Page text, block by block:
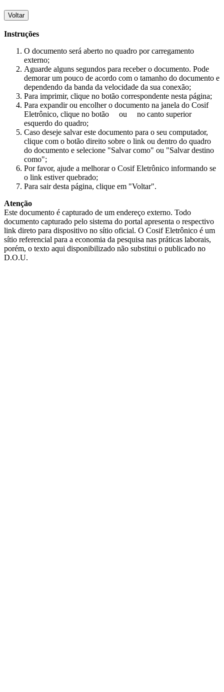
Voltar
Instruções
O documento será aberto no quadro por carregamento
externo;
Aguarde alguns segundos para receber o documento. Pode
demorar um pouco de acordo com o tamanho do documento e
dependendo da banda da velocidade da sua conexão;
Para imprimir, clique no botão correspondente nesta página;
Para expandir ou encolher o documento na janela do Cosif
Eletrônico, clique no botão
ou
no canto superior
esquerdo do quadro;
Caso deseje salvar este documento para o seu computador,
clique com o botão direito sobre o link ou dentro do quadro
do documento e selecione "Salvar como" ou "Salvar destino
como";
Por favor, ajude a melhorar o Cosif Eletrônico informando se
o link estiver quebrado;
Para sair desta página, clique em "Voltar".
Atenção
Este documento é capturado de um endereço externo. Todo
documento capturado pelo sistema do portal apresenta o respectivo
link direto para dispositivo no sítio oficial. O Cosif Eletrônico é um
sítio referencial para a economia da pesquisa nas práticas laborais,
porém, o texto aqui disponibilizado não substitui o publicado no
D.O.U.